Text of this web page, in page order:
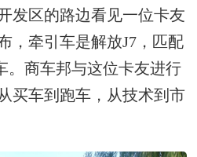
发区的路边看见一位卡友
，牵引车是解放J7，匹配
。商车邦与这位卡友进行
买车到跑车，从技术到市